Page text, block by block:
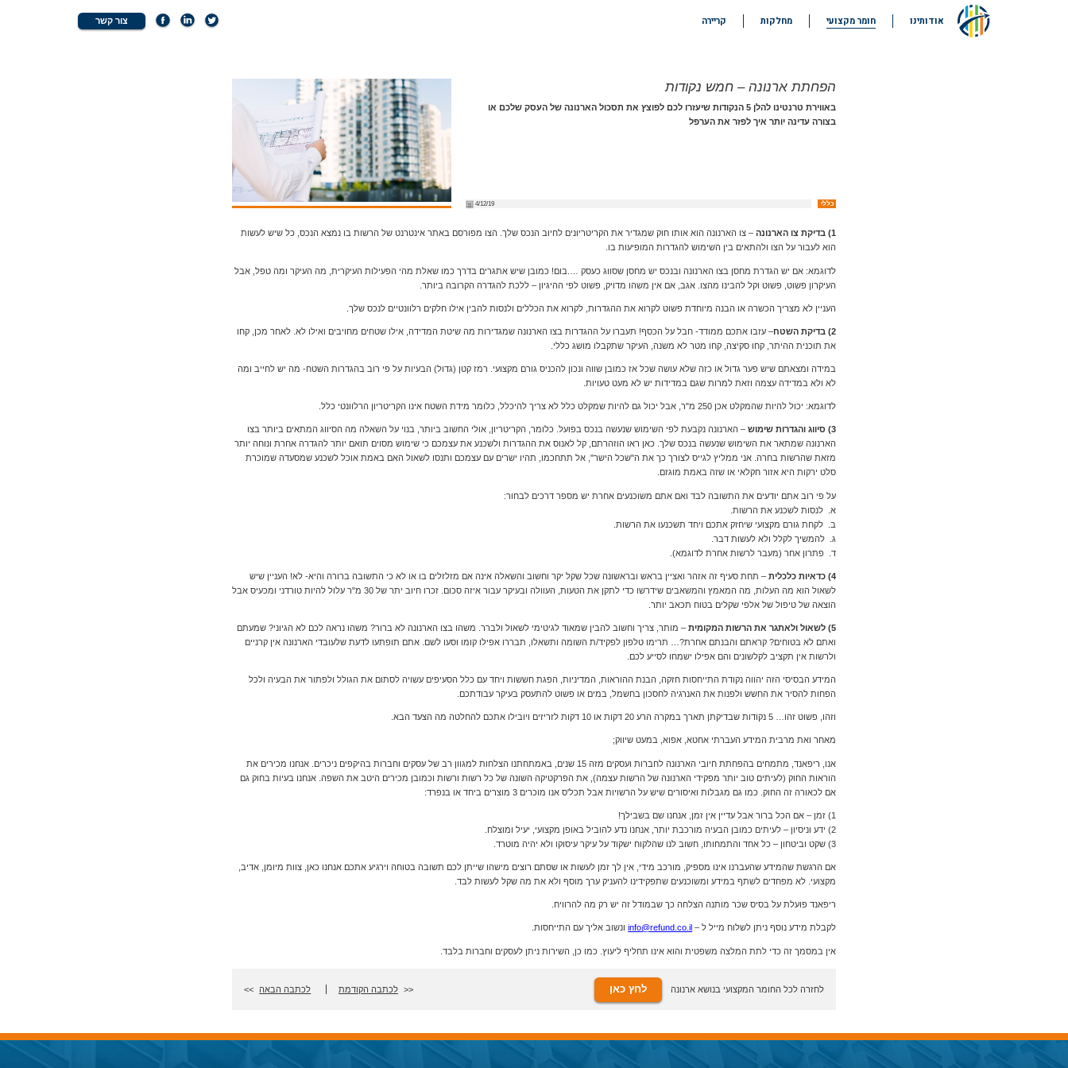
אודותינו חומר מקצועי מחלקות
רישוי עסקים
והיתרי בנייה
מדידה
קריירה צור קשר
הפחתת ארנונה – חמש נקודות
באווירת טרנטינו להלן 5 הנקודות שיעזרו לכם לפוצץ את תסכול הארנונה של העסק שלכם או
בצורה עדינה יותר איך לפזר את הערפל
כללי 4/12/19
1) בדיקת צו הארנונה
– צו הארנונה הוא אותו חוק שמגדיר את הקריטריונים לחיוב הנכס שלך. הצו מפורסם באתר אינטרנט של הרשות בו נמצא הנכס, כל שיש לעשות
הוא לעבור על הצו ולהתאים בין השימוש להגדרות המופיעות בו.
לדוגמא: אם יש הגדרת מחסן בצו הארנונה ובנכס יש מחסן שסווג כעסק ….בום! כמובן שיש אתגרים בדרך כמו שאלת מהי הפעילות העיקרית, מה העיקר ומה טפל, אבל
העיקרון פשוט, פשוט וקל להבינו מהצו. אגב, אם אין משהו מדויק, פשוט לפי ההיגיון – ללכת להגדרה הקרובה ביותר.
העניין לא מצריך הכשרה או הבנה מיוחדת פשוט לקרוא את ההגדרות, לקרוא את הכללים ולנסות להבין אילו חלקים רלוונטיים לנכס שלך.
2) בדיקת השטח
– עזבו אתכם ממודד- חבל על הכסף! תעברו על ההגדרות בצו הארנונה שמגדירות מה שיטת המדידה, אילו שטחים מחויבים ואילו לא. לאחר מכן, קחו
את תוכנית ההיתר, קחו סקיצה, קחו מטר לא משנה, העיקר שתקבלו מושג כללי.
במידה ומצאתם שיש פער גדול או כזה שלא עושה שכל אז כמובן שווה ונכון להכניס גורם מקצועי. רמז קטן (גדול) הבעיות על פי רוב בהגדרות השטח- מה יש לחייב ומה
לא ולא במדידה עצמה וזאת למרות שגם במדידות יש לא מעט טעויות.
לדוגמא: יכול להיות שהמקלט אכן 250 מ"ר, אבל יכול גם להיות שמקלט כלל לא צריך להיכלל, כלומר מידת השטח אינו הקריטריון הרלוונטי כלל.
3) סיווג והגדרות שימוש
– הארנונה נקבעת לפי השימוש שנעשה בנכס בפועל. כלומר, הקריטריון, אולי החשוב ביותר, בנוי על השאלה מה הסיווג המתאים ביותר בצו
הארנונה שמתאר את השימוש שנעשה בנכס שלך. כאן ראו הוזהרתם, קל לאנוס את ההגדרות ולשכנע את עצמכם כי שימוש מסוים תואם יותר להגדרה אחרת ונוחה יותר
מזאת שהרשות בחרה. אני ממליץ לגייס לצורך כך את ה"שכל הישר", אל תתחכמו, תהיו ישרים עם עצמכם ותנסו לשאול האם באמת אוכל לשכנע שמסעדה שמוכרת
סלט ירקות היא אזור חקלאי או שזה באמת מוגזם.
על פי רוב אתם יודעים את התשובה לבד ואם אתם משוכנעים אחרת יש מספר דרכים לבחור:
א. לנסות לשכנע את הרשות.
ב. לקחת גורם מקצועי שיחזק אתכם ויחד תשכנעו את הרשות.
ג. להמשיך לקלל ולא לעשות דבר.
ד. פתרון אחר (מעבר לרשות אחרת לדוגמא).
4) כדאיות כלכלית
– תחת סעיף זה אזהר ואציין בראש ובראשונה שכל שקל יקר וחשוב והשאלה אינה אם מזלזלים בו או לא כי התשובה ברורה והיא- לא! העניין שיש
לשאול הוא מה העלות, מה המאמץ והמשאבים שידרשו כדי לתקן את הטעות, העוולה ובעיקר עבור איזה סכום. זכרו חיוב יתר של 30 מ"ר עלול להיות טורדני ומכעיס אבל
הוצאה של טיפול של אלפי שקלים בטוח תכאב יותר.
5) לשאול ולאתגר את הרשות המקומית
– מותר, צריך וחשוב להבין שמאוד לגיטימי לשאול ולברר. משהו בצו הארנונה לא ברור? משהו נראה לכם לא הגיוני? שמעתם
ואתם לא בטוחים? קראתם והבנתם אחרת?… תרימו טלפון לפקיד/ת השומה ותשאלו, תבררו אפילו קומו וסעו לשם. אתם תופתעו לדעת שלעובדי הארנונה אין קרניים
ולרשות אין תקציב לקלשונים והם אפילו ישמחו לסייע לכם.
המידע הבסיסי הזה יהווה נקודת התייחסות חזקה, הבנת ההוראות, המדיניות, הפגת חששות ויחד עם כלל הסעיפים עשויה לסתום את הגולל ולפתור את הבעיה ולכל
הפחות להסיר את החשש ולפנות את האנרגיה לחסכון בחשמל, במים או פשוט להתעסק בעיקר עבודתכם.
וזהו, פשוט זהו… 5 נקודות שבדיקתן תארך במקרה הרע 20 דקות או 10 דקות לזריזים ויובילו אתכם להחלטה מה הצעד הבא.
מאחר ואת מרבית המידע העברתי אחטא, אפוא, במעט שיווק;
אנו, ריפאנד, מתמחים בהפחתת חיובי הארנונה לחברות ועסקים מזה 15 שנים, באמתחתנו הצלחות למגוון רב של עסקים וחברות בהיקפים ניכרים. אנחנו מכירים את
הוראות החוק (לעיתים טוב יותר מפקידי הארנונה של הרשות עצמה), את הפרקטיקה השונה של כל רשות ורשות וכמובן מכירים היטב את השפה. אנחנו בעיות בחוק גם
אם לכאורה זה החוק. כמו גם מגבלות ואיסורים שיש על הרשויות אבל תכל'ס אנו מוכרים 3 מוצרים ביחד או בנפרד:
1) זמן – אם הכל ברור אבל עדיין אין זמן, אנחנו שם בשבילך!
2) ידע וניסיון – לעיתים כמובן הבעיה מורכבת יותר, אנחנו נדע להוביל באופן מקצועי, יעיל ומוצלח.
3) שקט וביטחון – כל אחד והתמחותו, חשוב לנו שהלקוח ישקוד על עיקר עיסוקו ולא יהיה מוטרד.
אם הרגשת שהמידע שהעברנו אינו מספיק, מורכב מידי, אין לך זמן לעשות או שסתם רוצים מישהו שייתן לכם תשובה בטוחה וירגיע אתכם אנחנו כאן, צוות מיומן, אדיב,
מקצועי. לא מפחדים לשתף במידע ומשוכנעים שתפקידינו להעניק ערך מוסף ולא את מה שקל לעשות לבד.
ריפאנד פועלת על בסיס שכר מותנה הצלחה כך שבמודל זה יש רק מה להרוויח.
לקבלת מידע נוסף ניתן לשלוח מייל ל – info@refund.co.ilונשוב אליך עם התייחסות.
אין במסמך זה כדי לתת המלצה משפטית והוא אינו תחליף ליעוץ. כמו כן, השירות ניתן לעסקים וחברות בלבד.
לחזרה לכל החומר המקצועי בנושא ארנונה לחץ כאן לכתבה הקודמת לכתבה הבאה